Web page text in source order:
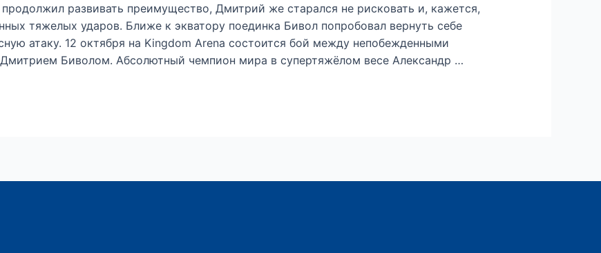
развивать преимущество, Дмитрий же старался не рисковать и, кажется,
тяжелых ударов. Ближе к экватору поединка Бивол попробовал вернуть себе
атаку. 12 октября на Kingdom Arena состоится бой между непобежденными
Биволом. Абсолютный чемпион мира в супертяжёлом весе Александр …